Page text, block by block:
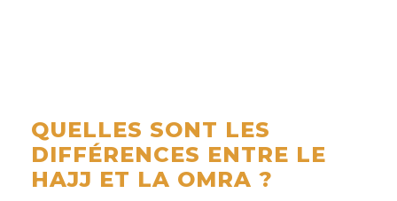
QUELLES SONT LES
DIFFÉRENCES ENTRE LE
HAJJ ET LA OMRA ?